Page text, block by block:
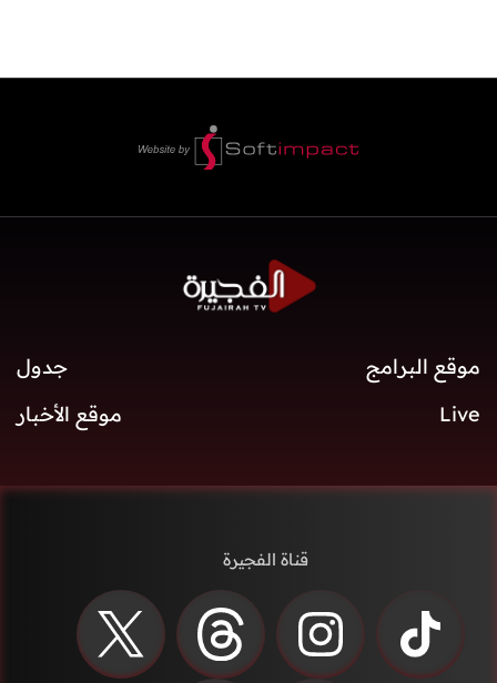
موقع البرامج
جدول
Live
موقع الأخبار
قناة الفجيرة